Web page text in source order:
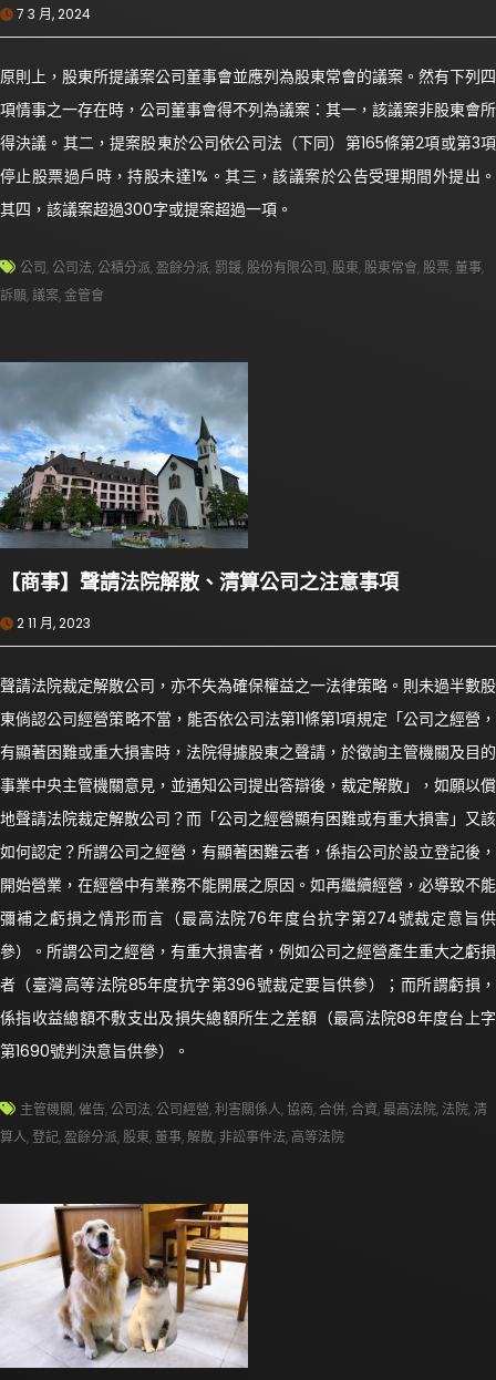
7 3 月, 2024
原則上，股東所提議案公司董事會並應列為股東常會的議案。然有下列四
項情事之一存在時，公司董事會得不列為議案：其一，該議案非股東會所
得決議。其二，提案股東於公司依公司法（下同）第165條第2項或第3項
停止股票過戶時，持股未達1%。其三，該議案於公告受理期間外提出。
其四，該議案超過300字或提案超過一項。
公司, 公司法, 公積分派, 盈餘分派, 罰鍰,股份有限公司,股東,股東常會,股票, 董事,
訴願,議案,金管會
【商事】聲請法院解散、清算公司之注意事項
2 11 月, 2023
聲請法院裁定解散公司，亦不失為確保權益之一法律策略。則未過半數股
東倘認公司經營策略不當，能否依公司法第11條第1項規定「公司之經營，
有顯著困難或重大損害時，法院得據股東之聲請，於徵詢主管機關及目的
事業中央主管機關意見，並通知公司提出答辯後，裁定解散」，如願以償
地聲請法院裁定解散公司？而「公司之經營顯有困難或有重大損害」又該
如何認定？所謂公司之經營，有顯著困難云者，係指公司於設立登記後，
開始營業，在經營中有業務不能開展之原因。如再繼續經營，必導致不能
彌補之虧損之情形而言（最高法院76年度台抗字第274號裁定意旨供
參）。所謂公司之經營，有重大損害者，例如公司之經營產生重大之虧損
者（臺灣高等法院85年度抗字第396號裁定要旨供參）；而所謂虧損，
係指收益總額不敷支出及損失總額所生之差額（最高法院88年度台上字
第1690號判決意旨供參）。
主管機關,催告,公司法,公司經營,利害關係人,協商,合併,合資,最高法院, 法院,清
算人,登記, 盈餘分派,股東, 董事,解散, 非訟事件法, 高等法院